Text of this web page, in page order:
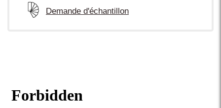
Demande d'échantillon